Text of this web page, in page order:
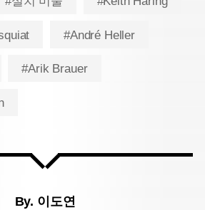
#André Heller
#Arik Brauer
By. 이도연